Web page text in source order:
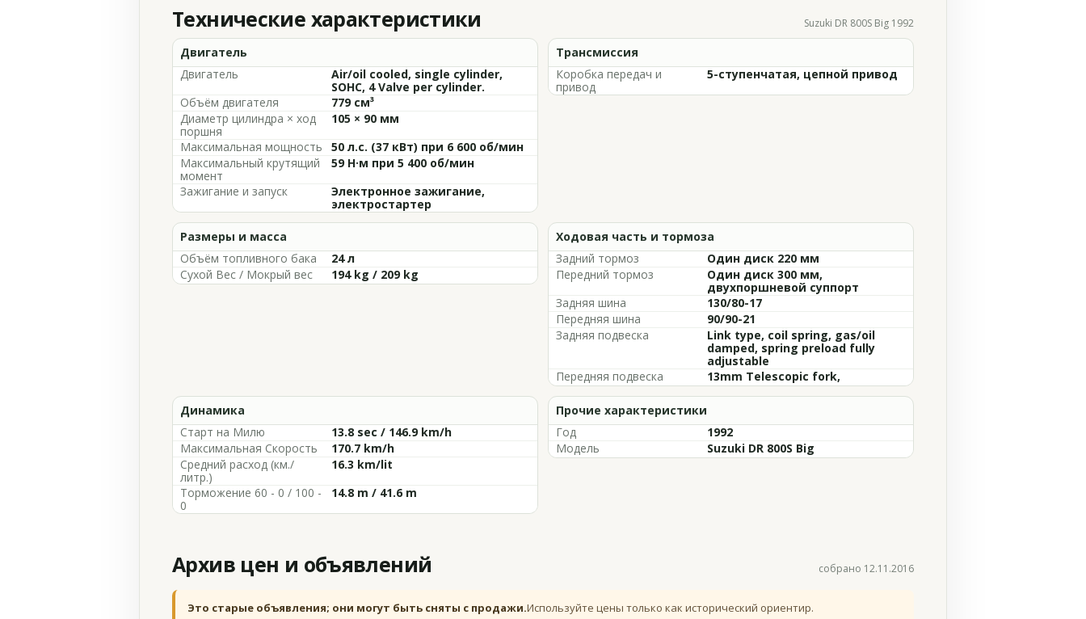
Технические характеристики Suzuki DR 800S Big 1992
Двигатель
Двигатель
Air/oil cooled, single cylinder,
SOHC, 4 Valve per cylinder.
Объём двигателя
779 см³
Диаметр цилиндра × ход
поршня
105 × 90 мм
Максимальная мощность
50 л.с. (37 кВт) при 6 600 об/мин
Максимальный крутящий
момент
59 Н·м при 5 400 об/мин
Зажигание и запуск
Электронное зажигание,
электростартер
Трансмиссия
Коробка передач и
привод
5-ступенчатая, цепной привод
Размеры и масса
Объём топливного бака
24 л
Сухой Вес / Мокрый вес
194 kg / 209 kg
Ходовая часть и тормоза
Задний тормоз
Один диск 220 мм
Передний тормоз
Один диск 300 мм,
двухпоршневой суппорт
Задняя шина
130/80-17
Передняя шина
90/90-21
Задняя подвеска
Link type, coil spring, gas/oil
damped, spring preload fully
adjustable
Передняя подвеска
13mm Telescopic fork,
Динамика
Старт на Милю
13.8 sec / 146.9 km/h
Максимальная Скорость
170.7 km/h
Средний расход (км./
литр.)
16.3 km/lit
Торможение 60 - 0 / 100 -
0
14.8 m / 41.6 m
Прочие характеристики
Год
1992
Модель
Suzuki DR 800S Big
Архив цен и объявлений собрано 12.11.2016
Это старые объявления; они могут быть сняты с продажи.Используйте цены только как исторический ориентир.